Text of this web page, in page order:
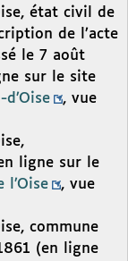
état civil de
de l’acte
le 7 août
sur le site
, vue
ligne sur le
l’Oise
, vue
commune
(en ligne